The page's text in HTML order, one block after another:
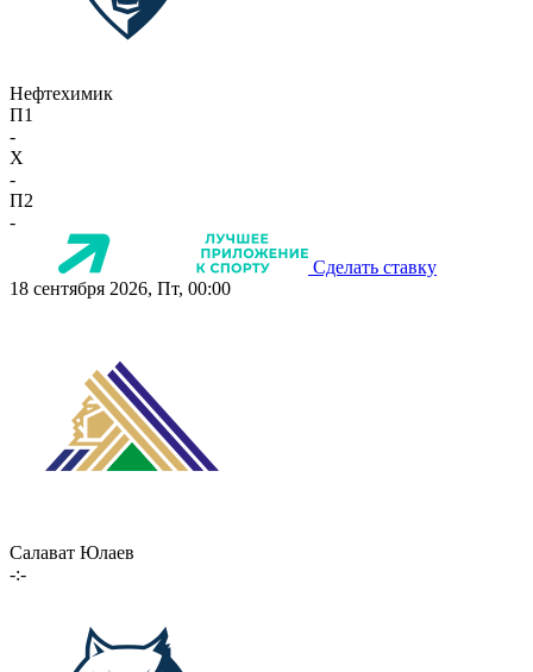
Нефтехимик
П1
-
X
-
П2
-
Сделать ставку
18 сентября 2026, Пт, 00:00
Салават Юлаев
-:-